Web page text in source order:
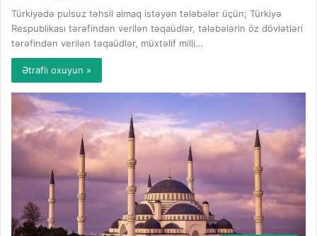
Türkiyədə pulsuz təhsil almaq istəyən tələbələr üçün; Türkiyə
Respublikası tərəfindən verilən təqaüdlər, tələbələrin öz dövlətləri
tərəfindən verilən təqaüdlər, müxtəlif milli…
Ətraflı oxuyun »